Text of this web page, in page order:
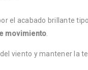
el acabado brillante
movimiento
viento y mantener la